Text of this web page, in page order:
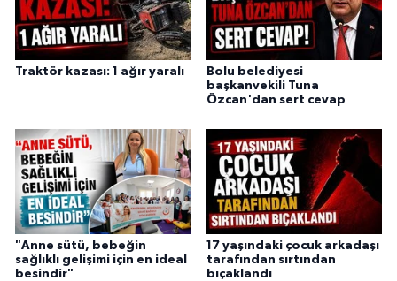
Traktör kazası: 1 ağır yaralı
Bolu belediyesi
başkanvekili Tuna
Özcan'dan sert cevap
"Anne sütü, bebeğin
sağlıklı gelişimi için en ideal
besindir"
17 yaşındaki çocuk arkadaşı
tarafından sırtından
bıçaklandı